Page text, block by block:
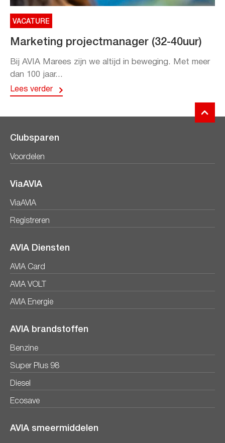
VACATURE
Marketing projectmanager (32-40uur)
Bij AVIA Marees zijn we altijd in beweging. Met meer
dan 100 jaar...
Lees verder
Clubsparen
Voordelen
ViaAVIA
ViaAVIA
Registreren
AVIA Diensten
AVIA Card
AVIA VOLT
AVIA Energie
AVIA brandstoffen
Benzine
Super Plus 98
Diesel
Ecosave
AVIA smeermiddelen